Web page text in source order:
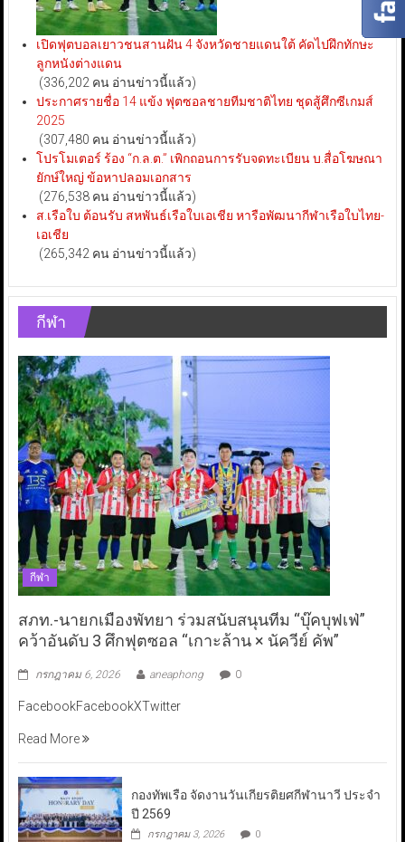
เปิดฟุตบอลเยาวชนสานฝัน 4 จังหวัดชายแดนใต้ คัดไปฝึกทักษะ
ลูกหนังต่างแดน
(336,202 คน อ่านข่าวนี้แล้ว)
ประกาศรายชื่อ 14 แข้ง ฟุตซอลชายทีมชาติไทย ชุดสู้ศึกซีเกมส์
2025
(307,480 คน อ่านข่าวนี้แล้ว)
โปรโมเตอร์ ร้อง “ก.ล.ต.” เพิกถอนการรับจดทะเบียน บ.สื่อโฆษณา
ยักษ์ใหญ่ ข้อหาปลอมเอกสาร
(276,538 คน อ่านข่าวนี้แล้ว)
ส.เรือใบ ต้อนรับ สหพันธ์เรือใบเอเชีย หารือพัฒนากีฬาเรือใบไทย-
เอเชีย
(265,342 คน อ่านข่าวนี้แล้ว)
กีฬา
กีฬา
สภท.-นายกเมืองพัทยา ร่วมสนับสนุนทีม “บุ๊คบุฟเฟ่”
คว้าอันดับ 3 ศึกฟุตซอล “เกาะล้าน × นัควีย์ คัพ”
กรกฎาคม 6, 2026 aneaphong 0
FacebookFacebookXTwitter
Read More
กองทัพเรือ จัดงานวันเกียรติยศกีฬานาวี ประจำ
ปี 2569
กรกฎาคม 3, 2026 0